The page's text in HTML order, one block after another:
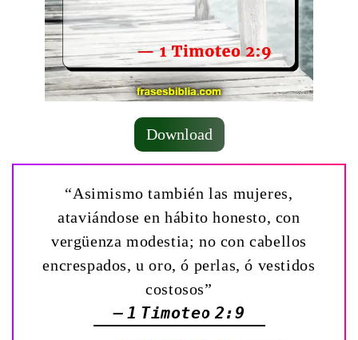
Download
“Asimismo también las mujeres,
ataviándose en hábito honesto, con
vergüenza modestia; no con cabellos
encrespados, u oro, ó perlas, ó vestidos
costosos”
— 1 Timoteo 2:9